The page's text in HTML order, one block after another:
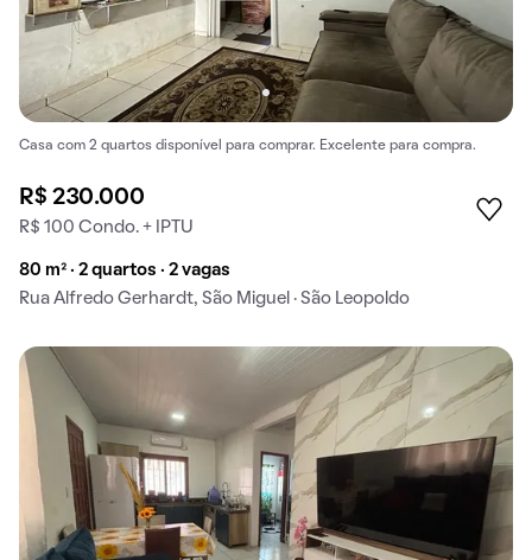
Casa com 2 quartos disponível para comprar. Excelente para compra.
R$ 230.000
R$ 100 Condo. + IPTU
80 m² · 2 quartos · 2 vagas
Rua Alfredo Gerhardt, São Miguel · São Leopoldo